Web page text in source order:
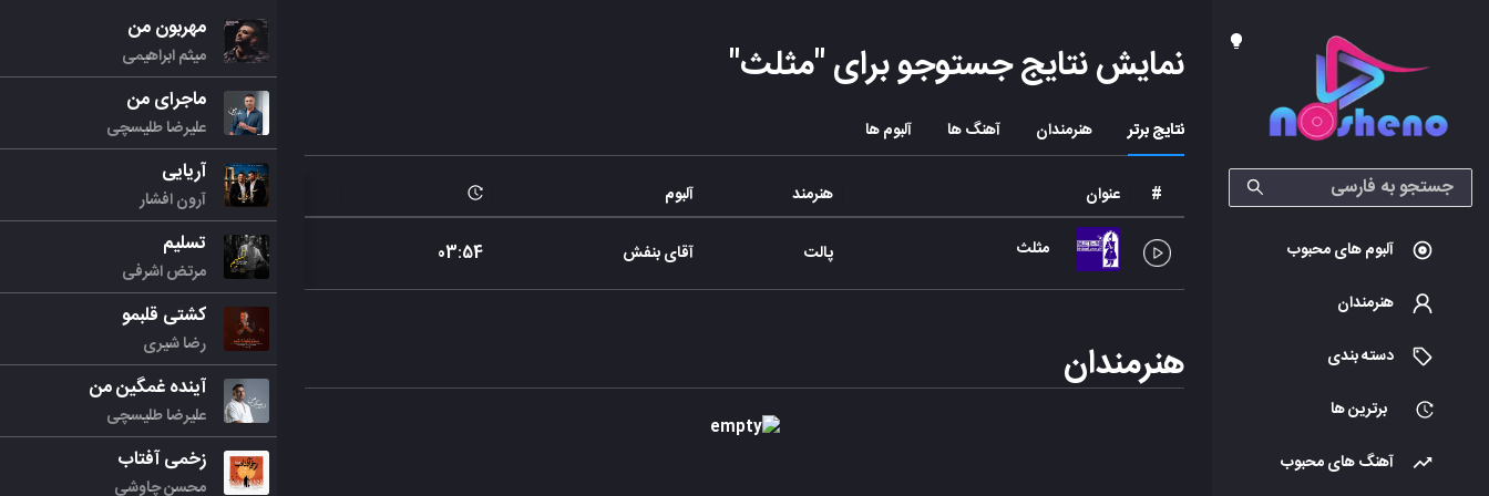
آلبوم های محبوب
هنرمندان
دسته بندی
برترین ها
آهنگ های محبوب
نمایش نتایج جستوجو برای "مثلث"
نتایج برتر هنرمندان آهنگ ها آلبوم ها
# عنوان هنرمند آلبوم
مثلث پالت آقای بنفش 03:54
هنرمندان
مهربون من
میثم ابراهیمی
ماجرای من
علیرضا طلیسچی
آریایی
آرون افشار
تسلیم
مرتض اشرفی
کشتی قلبمو
رضا شیری
آینده غمگین من
علیرضا طلیسچی
زخمی آفتاب
محسن چاوشی